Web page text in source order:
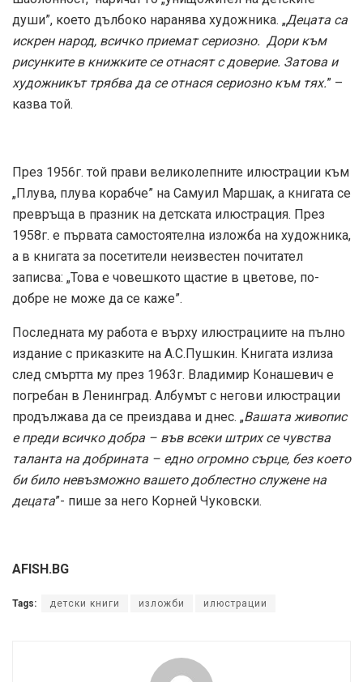
души”, което дълбоко наранява художника. „Децата са
искрен народ, всичко приемат сериозно. Дори към
рисунките в книжките се отнасят с доверие. Затова и
художникът трябва да се отнася сериозно към тях.” –
казва той.
През 1956г. той прави великолепните илюстрации към
„Плува, плува корабче” на Самуил Маршак, а книгата се
превръща в празник на детската илюстрация. През
1958г. е първата самостоятелна изложба на художника,
а в книгата за посетители неизвестен почитател
записва: „Това е човешкото щастие в цветове, по-
добре не може да се каже”.
Последната му работа е върху илюстрациите на пълно
издание с приказките на А.С.Пушкин. Книгата излиза
след смъртта му през 1963г. Владимир Конашевич е
погребан в Ленинград. Албумът с негови илюстрации
продължава да се преиздава и днес. „Вашата живопис
е преди всичко добра – във всеки штрих се чувства
таланта на добрината – едно огромно сърце, без което
би било невъзможно вашето доблестно служене на
децата”- пише за него Корней Чуковски.
AFISH.BG
Tags: детски книги изложби илюстрации